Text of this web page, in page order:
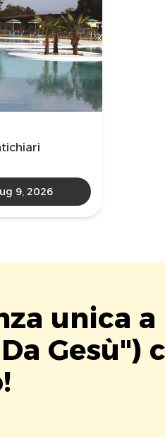
9, 2026
unica a
Gesù")